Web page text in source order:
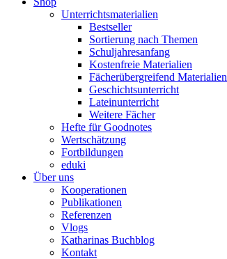
Unterrichtsmaterialien
Bestseller
Sortierung nach Themen
Schuljahresanfang
Kostenfreie Materialien
Fächerübergreifend Materialien
Geschichtsunterricht
Lateinunterricht
Weitere Fächer
Hefte für Goodnotes
Wertschätzung
Fortbildungen
eduki
Über uns
Kooperationen
Publikationen
Referenzen
Vlogs
Katharinas Buchblog
Kontakt